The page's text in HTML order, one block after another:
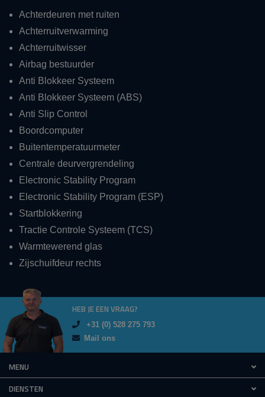
Achterdeuren met ruiten
Achterruitverwarming
Achterruitwisser
Airbag bestuurder
Anti Blokkeer Systeem
Anti Blokkeer Systeem (ABS)
Anti Slip Control
Boordcomputer
Buitentemperatuurmeter
Centrale deurvergrendeling
Electronic Stability Program
Electronic Stability Program (ESP)
Startblokkering
Tractie Controle Systeem (TCS)
Warmtewerend glas
Zijschuifdeur rechts
HEB JE EEN VRAAG?
+31 (0) 528 275 793
Mail ons
MENU
DIENSTEN